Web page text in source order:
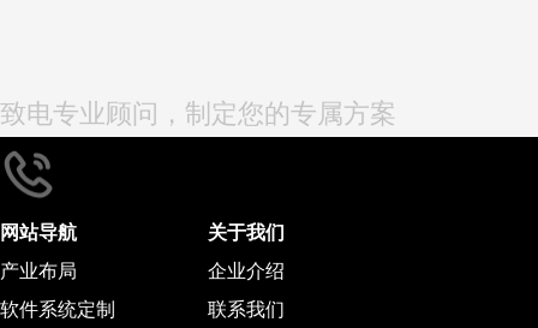
致电专业顾问，制定您的专属方案
网站导航
产业布局
软件系统定制
关于我们
企业介绍
联系我们